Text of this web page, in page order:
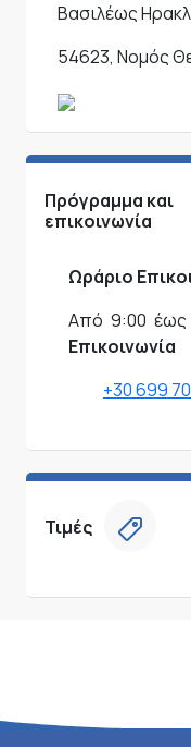
Βασιλέως
54623, Νομός
Πρόγραμμα και
επικοινωνία
Ωράριο
Από 9:00 έως
Επικοινωνία
+30 699
Τιμές